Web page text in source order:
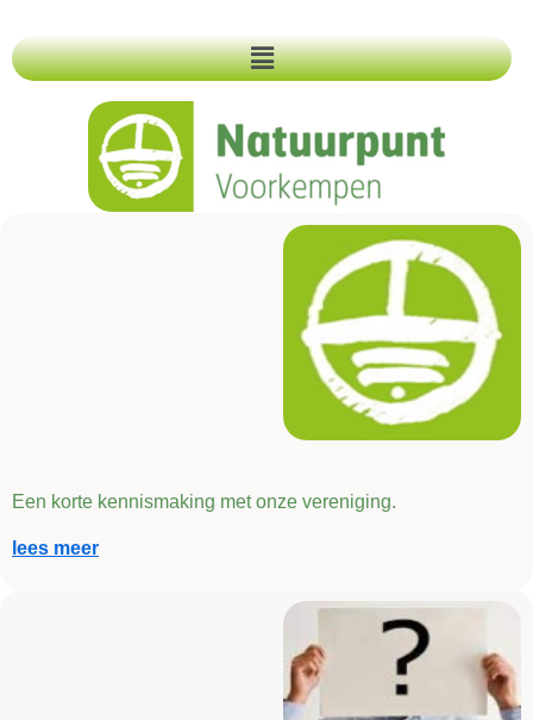
Een korte kennismaking met onze vereniging.
lees meer